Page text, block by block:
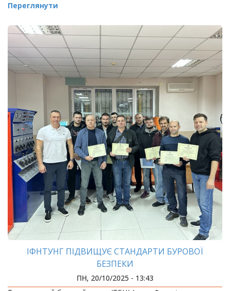
Переглянути
ІФНТУНГ ПІДВИЩУЄ СТАНДАРТИ БУРОВОЇ
БЕЗПЕКИ
ПН, 20/10/2025 - 13:43